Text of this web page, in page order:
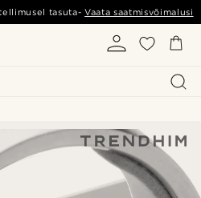
tasuta-Vaata saatmisvõimalusi